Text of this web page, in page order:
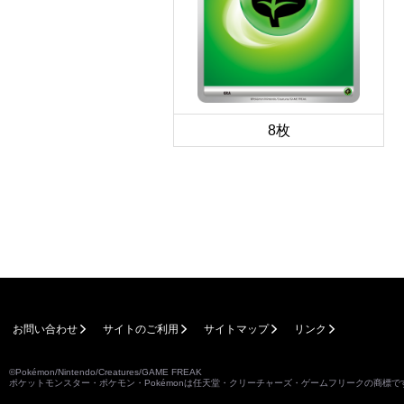
8枚
お問い合わせ サイトのご利用 サイトマップ リンク
©Pokémon/Nintendo/Creatures/GAME FREAK
ポケットモンスター・ポケモン・Pokémonは任天堂・クリーチャーズ・ゲームフリークの商標で